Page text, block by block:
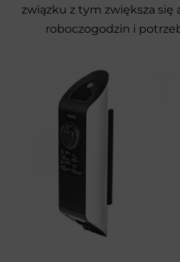
związku z tym zwiększa
roboczogodzin i